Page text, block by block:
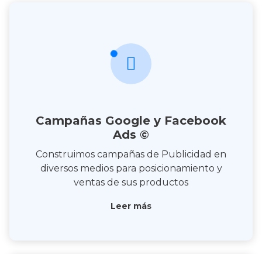
Campañas Google y Facebook
Ads ©
Construimos campañas de Publicidad en
diversos medios para posicionamiento y
ventas de sus productos
Leer más